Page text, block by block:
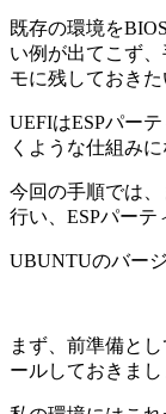
既存の環境を
い例が出てこず
モに残しておきた
UEFIはESPパー
くような仕組み
今回の手順では
行い、ESPパーテ
UBUNTUのバージ
まず、前準備と
ールしておきまし